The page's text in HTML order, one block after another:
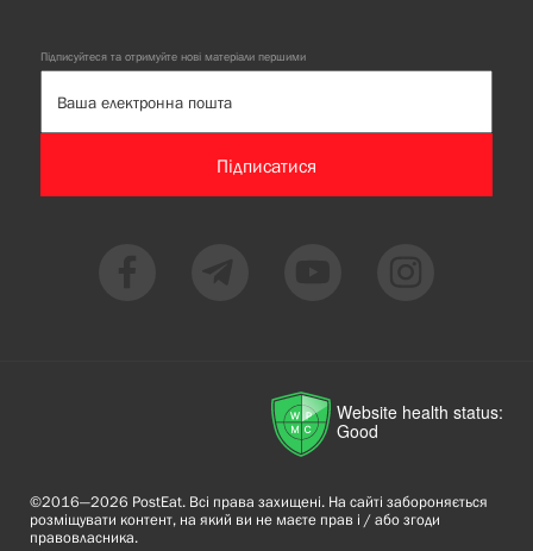
Підписуйтеся та отримуйте нові матеріали першими
Підписатися
Website health status:
Good
©2016—2026 PostEat. Всі права захищені. На сайті забороняється
розміщувати контент, на який ви не маєте прав і / або згоди
правовласника.